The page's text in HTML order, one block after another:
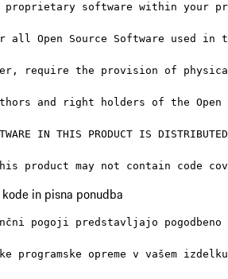
software within your
all Open Source Software used
require the provision of
and right holders of the
IN THIS PRODUCT IS
product may not contain code
in pisna ponudba
pogoji predstavljajo
programske opreme v vašem